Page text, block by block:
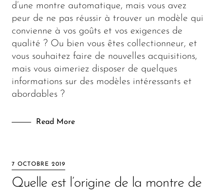
Mode
Fashion
d’une montre automatique, mais vous avez
peur de ne pas réussir à trouver un modèle qui
convienne à vos goûts et vos exigences de
qualité ? Ou bien vous êtes collectionneur, et
vous souhaitez faire de nouvelles acquisitions,
mais vous aimeriez disposer de quelques
informations sur des modèles intéressants et
abordables ?
Read More
7 OCTOBRE 2019
Quelle est l’origine de la montre de